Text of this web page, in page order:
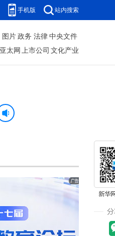
手机版 站内搜索
图片 政务 法律 中央文件
亚太网 上市公司 文化产业